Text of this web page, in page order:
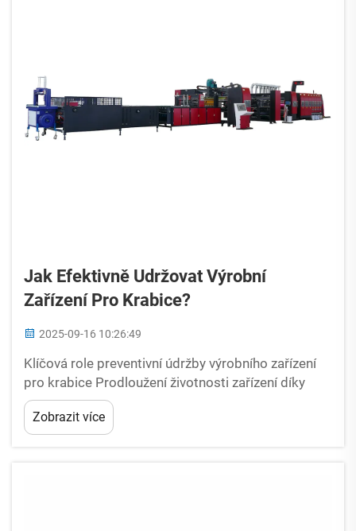
Jak Efektivně Udržovat Výrobní
Zařízení Pro Krabice?
2025-09-16 10:26:49
Klíčová role preventivní údržby výrobního zařízení
pro krabice Prodloužení životnosti zařízení díky
pravidelné péči Pravidelná údržba pomáhá zabránit
předčasnému opotřebení dílů, protože řeší ty
otravné...
Zobrazit více